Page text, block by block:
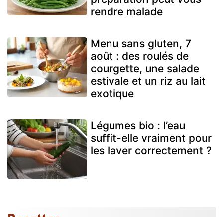
rendre malade
Menu sans gluten, 7
août : des roulés de
courgette, une salade
estivale et un riz au lait
exotique
Légumes bio : l’eau
suffit-elle vraiment pour
les laver correctement ?